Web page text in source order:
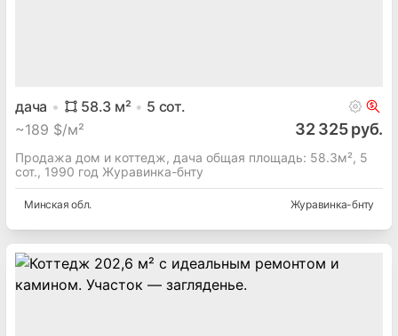
дача 58.3 м² 5 сот.
~189 $/м² 32 325 руб.
Продажа дом и коттедж, дача общая площадь: 58.3м², 5
сот., 1990 год Журавинка-бнту
Минская обл. Журавинка-бнту